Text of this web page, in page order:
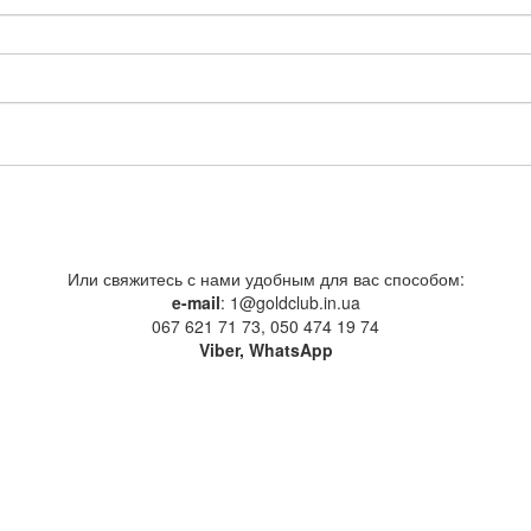
Или свяжитесь с нами удобным для вас способом:
e-mail: 1@goldclub.in.ua
067 621 71 73, 050 474 19 74
Viber, WhatsApp